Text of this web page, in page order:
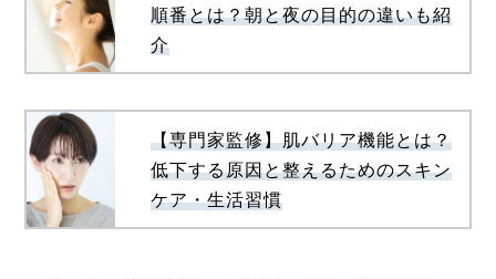
順番とは？朝と夜の目的の違いも紹
介
【専門家監修】肌バリア機能とは？
低下する原因と整えるためのスキン
ケア・生活習慣